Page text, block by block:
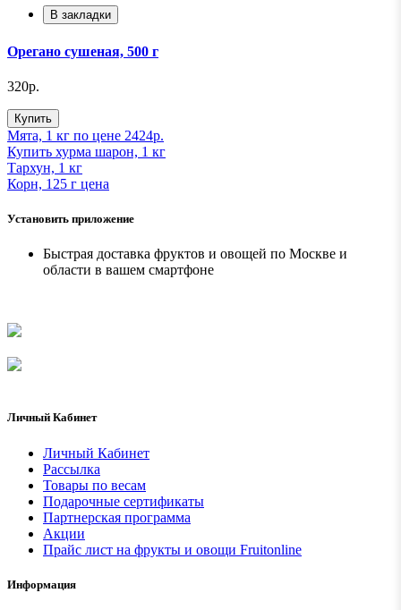
В закладки
Орегано сушеная, 500 г
320р.
Купить
Мята, 1 кг по цене 2424р.
Купить хурма шарон, 1 кг
Тархун, 1 кг
Корн, 125 г ценa
Установить приложение
Быстрая доставка фруктов и овощей по Москве и
области в вашем смартфоне
Личный Кабинет
Личный Кабинет
Рассылка
Товары по весам
Подарочные сертификаты
Партнерская программа
Акции
Прайс лист на фрукты и овощи Fruitonline
Информация